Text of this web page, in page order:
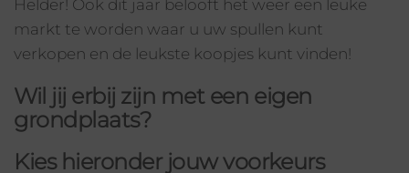
Helder! Ook dit jaar belooft het weer een leuke
markt te worden waar u uw spullen kunt
verkopen en de leukste koopjes kunt vinden!
Wil jij erbij zijn met een eigen
grondplaats?
Kies hieronder jouwvoorkeurs